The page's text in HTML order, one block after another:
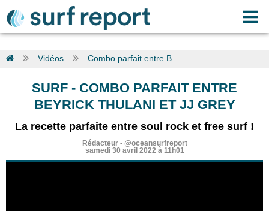
Vidéos Combo parfait entre B...
SURF - COMBO PARFAIT ENTRE
BEYRICK THULANI ET JJ GREY
La recette parfaite entre soul rock et free surf !
Rédacteur- @oceansurfreport
samedi 30 avril 2022 à 11h01